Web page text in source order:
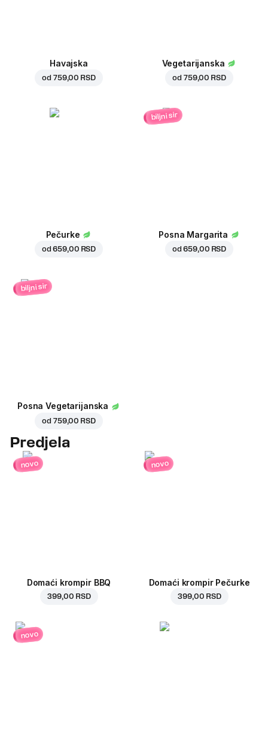
Havajska
od 759,00 RSD
Vegetarijanska
od 759,00 RSD
Pečurke
od659,00 RSD
biljni sir
Posna Margarita
od659,00 RSD
biljni sir
Posna Vegetarijanska
od 759,00 RSD
Predjela
novo
Domaći krompir BBQ
399,00 RSD
novo
Domaći krompir Pečurke
399,00 RSD
novo